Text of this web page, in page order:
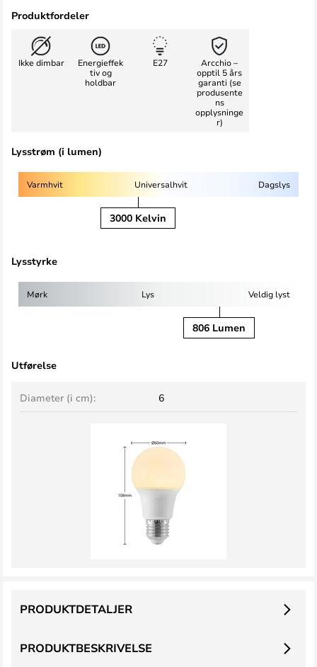
Produktfordeler
Ikke dimbar
Energieffek
tiv og
holdbar
E27
Arcchio –
opptil 5 års
garanti (se
produsente
ns
opplysninge
r)
Lysstrøm (i lumen)
Varmhvit Universalhvit Dagslys
3000 Kelvin
Lysstyrke
Mørk Lys Veldig lyst
806 Lumen
Utførelse
Diameter (i cm): 6
PRODUKTBESKRIVELSE
PRODUKTDETALJER